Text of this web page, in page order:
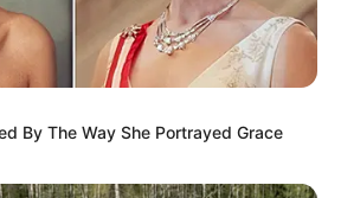
By The Way She Portrayed Grace